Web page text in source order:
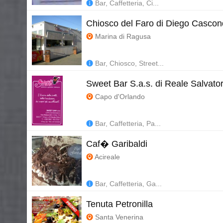
Bar, Caffetteria, Ci...
Chiosco del Faro di Diego
Marina di Ragusa
Bar, Chiosco, Street...
Sweet Bar S.a.s. di Reale
Capo d'Orlando
Bar, Caffetteria, Pa...
Caf� Garibaldi
Acireale
Bar, Caffetteria, Ga...
Tenuta Petronilla
Santa Venerina